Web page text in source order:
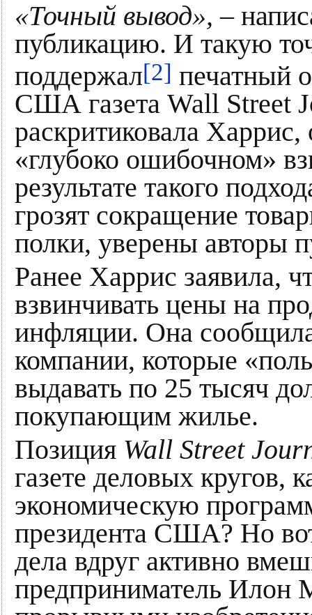
«Точный вывод», –
публикацию. И такую
поддержал[2] печатный
США газета Wall Street
раскритиковала
«глубоко ошибочном»
результате такого
грозят сокращение
полки, уверены авторы
Ранее Харрис заявила,
взвинчивать цены на
инфляции. Она
компании, которые
выдавать по 25 тысяч
покупающим жилье.
Позиция Wall Street
газете деловых кругов,
экономическую
президента США? Но
дела вдруг активно
предприниматель Илон